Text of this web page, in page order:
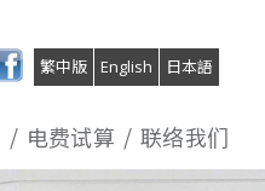
繁中版 English 日本語
电费试算 联络我们